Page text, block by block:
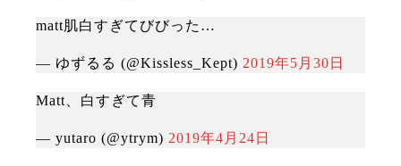
matt肌白すぎてびびった…
— ゆずるる (@Kissless_Kept) 2019年5月30日
Matt、白すぎて青
— yutaro (@ytrym) 2019年4月24日